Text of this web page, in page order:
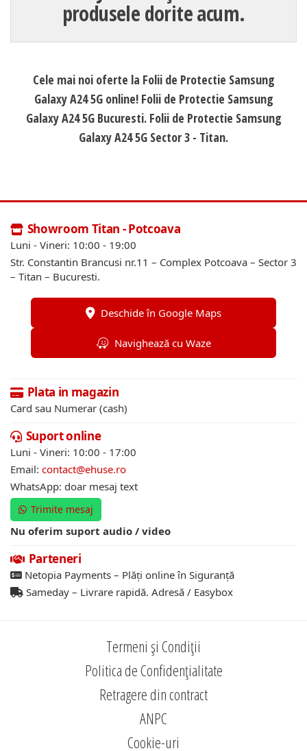
produsele dorite acum.
Cele mai noi oferte la Folii de Protectie Samsung
Galaxy A24 5G online! Folii de Protectie Samsung
Galaxy A24 5G Bucuresti. Folii de Protectie Samsung
Galaxy A24 5G Sector 3 - Titan.
Showroom Titan - Potcoava
Luni - Vineri: 10:00 - 19:00
Str. Constantin Brancusi nr.11 – Complex Potcoava – Sector 3
– Titan – Bucuresti.
Deschide în Google Maps
Navighează cu Waze
Plata in magazin
Card sau Numerar (cash)
Suport online
Luni - Vineri: 10:00 - 17:00
Email: contact@ehuse.ro
WhatsApp: doar mesaj text
Trimite mesaj
Nu oferim suport audio / video
Parteneri
Netopia Payments – Plăți online în Siguranță
Sameday – Livrare rapidă. Adresă / Easybox
Termeni și Condiții
Politica de Confidențialitate
Retragere din contract
ANPC
Cookie-uri